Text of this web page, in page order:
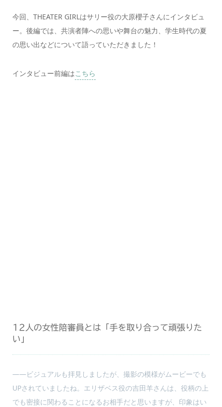
今回、THEATER GIRLはサリー役の大原櫻子さんにインタビュ
ー。後編では、共演者陣への思いや舞台の魅力、学生時代の夏
の思い出などについて語っていただきました！
インタビュー前編はこちら
12人の女性陪審員とは「手を取り合って頑張りた
い」
――ビジュアルも拝見しましたが、撮影の模様がムービーでも
UPされていましたね。エリザベス役の吉田羊さんは、役柄の上
でも密接に関わることになるお相手だと思いますが、印象はい